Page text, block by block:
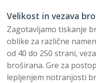
Velikost in vezava
Zagotavljamo tiskanje
oblike za različne
od 40 do 250 strani,
broširana. Gre za
lepljenjem notranjosti